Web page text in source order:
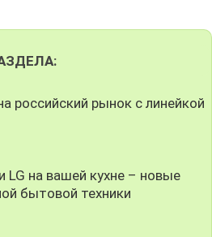
российский рынок с линейкой
LG на вашей кухне – новые
бытовой техники